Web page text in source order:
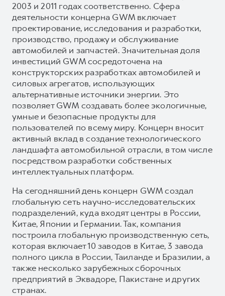
2003 и 2011 годах соответственно. Сфера
деятельности концерна GWM включает
проектирование, исследования и разработки,
производство, продажу и обслуживание
автомобилей и запчастей. Значительная доля
инвестиций GWM сосредоточена на
конструкторских разработках автомобилей и
силовых агрегатов, использующих
альтернативные источники энергии. Это
позволяет GWM создавать более экологичные,
умные и безопасные продукты для
пользователей по всему миру. Концерн вносит
активный вклад в создание технологического
ландшафта автомобильной отрасли, в том числе
посредством разработки собственных
интеллектуальных платформ.
На сегодняшний день концерн GWM создал
глобальную сеть научно-исследовательских
подразделений, куда входят центры в России,
Китае, Японии и Германии. Так, компания
построила глобальную производственную сеть,
которая включает 10 заводов в Китае, 3 завода
полного цикла в России, Таиланде и Бразилии, а
также несколько зарубежных сборочных
предприятий в Эквадоре, Пакистане и других
странах.